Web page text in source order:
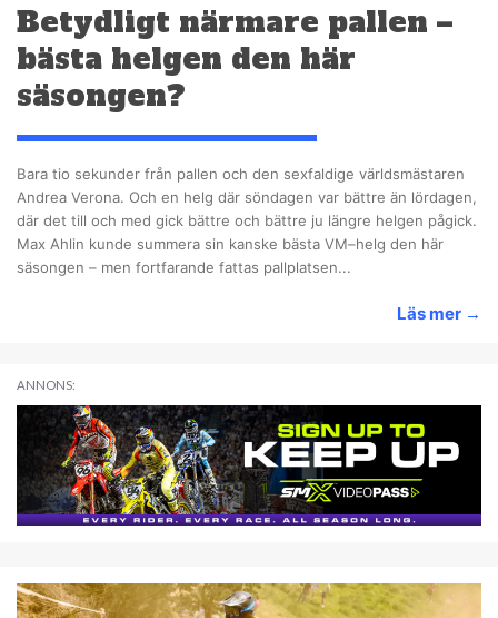
Betydligt närmare pallen –
bästa helgen den här
säsongen?
Bara tio sekunder från pallen och den sexfaldige världsmästaren
Andrea Verona. Och en helg där söndagen var bättre än lördagen,
där det till och med gick bättre och bättre ju längre helgen pågick.
Max Ahlin kunde summera sin kanske bästa VM–helg den här
säsongen – men fortfarande fattas pallplatsen...
Läs mer →
ANNONS: